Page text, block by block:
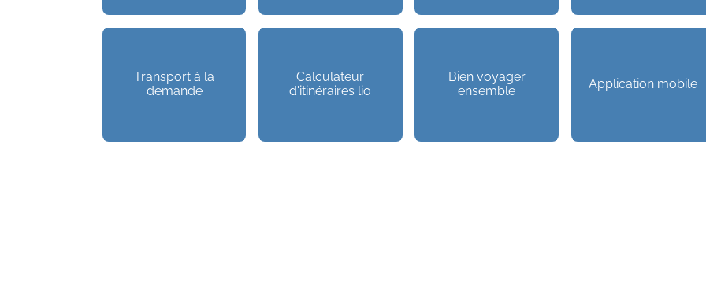
Transport à la
demande
Calculateur
d'itinéraires lio
Bien voyager
ensemble
Application mobile